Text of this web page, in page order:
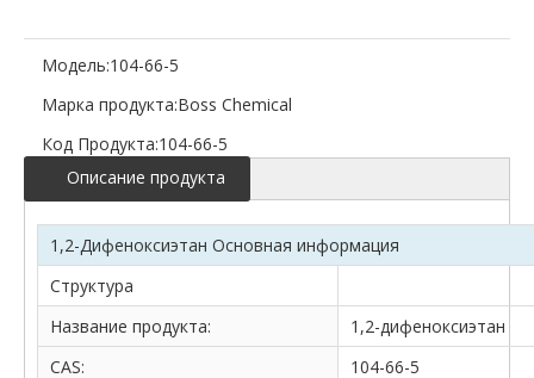
Модель:104-66-5
Марка продукта:Boss Chemical
Код Продукта:104-66-5
Описание продукта
1,2-Дифеноксиэтан Основная информация
Структура
Название продукта:
1,2-дифеноксиэтан
CAS:
104-66-5